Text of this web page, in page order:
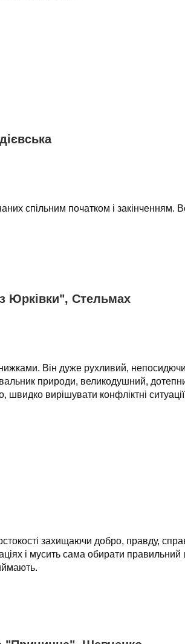
спільним початком і закінченням.
Юрківки", Стельмах
Він дуже рухливий,
природи, великодушний,
вирішувати конфліктні
захищаючи добро, правду,
і мусить сама обирати